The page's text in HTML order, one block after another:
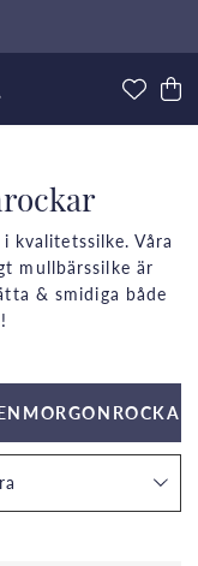
kvalitetssilke. Våra
mullbärssilke är
& smidiga både